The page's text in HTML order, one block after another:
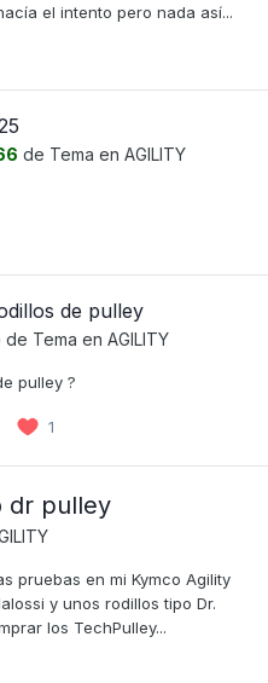
el intento pero nada así...
de Tema en AGILITY
de pulley
de Tema en AGILITY
pulley ?
1
dr pulley
pruebas en mi Kymco Agility
y unos rodillos tipo Dr.
los TechPulley...